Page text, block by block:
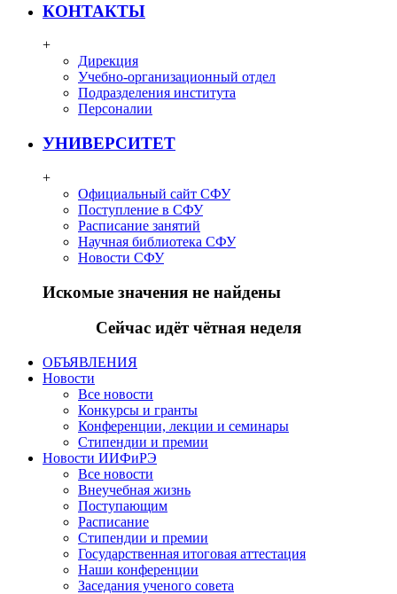
КОНТАКТЫ
+
Дирекция
Учебно-организационный отдел
Подразделения института
Персоналии
УНИВЕРСИТЕТ
+
Официальный сайт СФУ
Поступление в СФУ
Расписание занятий
Научная библиотека СФУ
Новости СФУ
Искомые значения не найдены
Сейчас идёт чётная неделя
ОБЪЯВЛЕНИЯ
Новости
Все новости
Конкурсы и гранты
Конференции, лекции и семинары
Стипендии и премии
Новости ИИФиРЭ
Все новости
Внеучебная жизнь
Поступающим
Расписание
Стипендии и премии
Государственная итоговая аттестация
Наши конференции
Заседания ученого совета